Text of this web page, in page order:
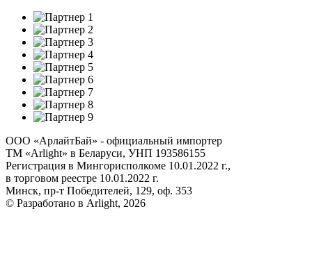
ООО «АрлайтБай» - официальный импортер
ТМ «Arlight» в Беларуси, УНП 193586155
Регистрация в Мингорисполкоме 10.01.2022 г.,
в торговом реестре 10.01.2022 г.
Минск, пр-т Победителей, 129, оф. 353
© Разработано в Arlight, 2026